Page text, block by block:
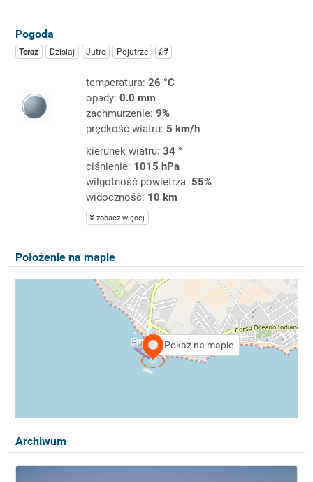
Pogoda
Teraz Dzisiaj Jutro Pojutrze
temperatura: 26 °C
opady: 0.0 mm
zachmurzenie: 9%
prędkość wiatru: 5 km/h
kierunek wiatru: 34 °
ciśnienie: 1015 hPa
wilgotność powietrza: 55%
widoczność: 10 km
zobacz więcej
Położenie na mapie
Pokaż na mapie
Archiwum